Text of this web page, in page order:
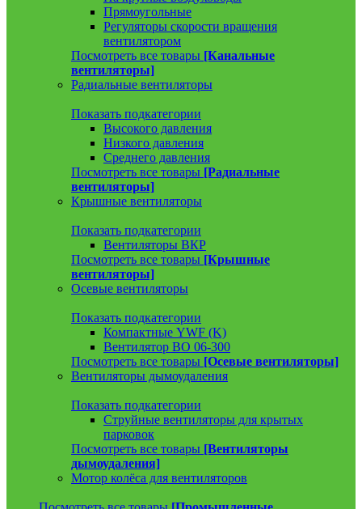
Прямоугольные
Регуляторы скорости вращения
вентилятором
Посмотреть все товары [Канальные
вентиляторы]
Радиальные вентиляторы
Показать подкатегории
Высокого давления
Низкого давления
Среднего давления
Посмотреть все товары [Радиальные
вентиляторы]
Крышные вентиляторы
Показать подкатегории
Вентиляторы ВКР
Посмотреть все товары [Крышные
вентиляторы]
Осевые вентиляторы
Показать подкатегории
Компактные YWF (K)
Вентилятор ВО 06-300
Посмотреть все товары [Осевые вентиляторы]
Вентиляторы дымоудаления
Показать подкатегории
Струйные вентиляторы для крытых
парковок
Посмотреть все товары [Вентиляторы
дымоудаления]
Мотор колёса для вентиляторов